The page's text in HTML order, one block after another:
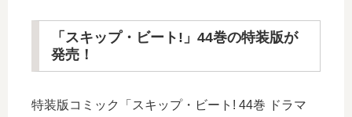
「スキップ・ビート!」44巻の特装版が
発売！
特装版コミック「スキップ・ビート! 44巻 ドラマ